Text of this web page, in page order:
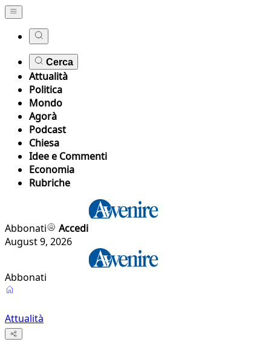
Cerca
Attualità
Politica
Mondo
Agorà
Podcast
Chiesa
Idee e Commenti
Economia
Rubriche
Abbonati
Accedi
August 9, 2026
Abbonati
Attualità